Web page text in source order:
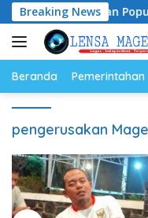
Langsung
ke
konten
Breaking News
Telur dan Populasi
Beranda Pemerintahan
pengerusakan